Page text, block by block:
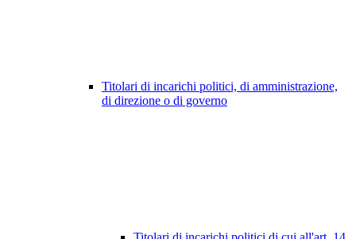
Titolari di incarichi politici, di amministrazione,
di direzione o di governo